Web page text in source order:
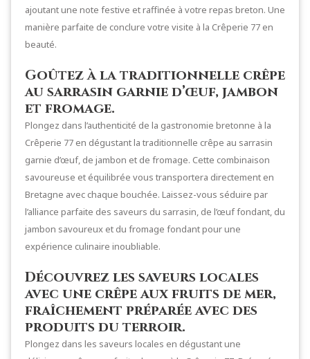
ajoutant une note festive et raffinée à votre repas breton. Une
manière parfaite de conclure votre visite à la Crêperie 77 en
beauté.
Goûtez à la traditionnelle crêpe
au sarrasin garnie d’œuf, jambon
et fromage.
Plongez dans l’authenticité de la gastronomie bretonne à la
Crêperie 77 en dégustant la traditionnelle crêpe au sarrasin
garnie d’œuf, de jambon et de fromage. Cette combinaison
savoureuse et équilibrée vous transportera directement en
Bretagne avec chaque bouchée. Laissez-vous séduire par
l’alliance parfaite des saveurs du sarrasin, de l’œuf fondant, du
jambon savoureux et du fromage fondant pour une
expérience culinaire inoubliable.
Découvrez les saveurs locales
avec une crêpe aux fruits de mer,
fraîchement préparée avec des
produits du terroir.
Plongez dans les saveurs locales en dégustant une